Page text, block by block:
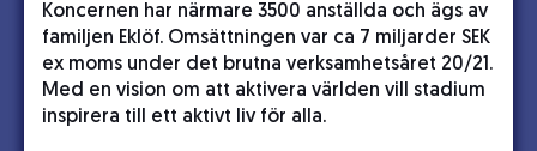
Koncernen har närmare 3500 anställda och ägs av
familjen Eklöf. Omsättningen var ca 7 miljarder SEK
ex moms under det brutna verksamhetsåret 20/21.
Med en vision om att aktivera världen vill stadium
inspirera till ett aktivt liv för alla.